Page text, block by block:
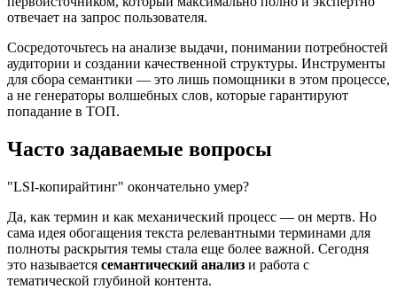
отвечает на запрос пользователя.
Сосредоточьтесь на анализе выдачи, понимании потребностей
аудитории и создании качественной структуры. Инструменты
для сбора семантики — это лишь помощники в этом процессе,
а не генераторы волшебных слов, которые гарантируют
попадание в ТОП.
Часто задаваемые вопросы
"LSI-копирайтинг" окончательно умер?
Да, как термин и как механический процесс — он мертв. Но
сама идея обогащения текста релевантными терминами для
полноты раскрытия темы стала еще более важной. Сегодня
это называется семантический анализ и работа с
тематической глубиной контента.